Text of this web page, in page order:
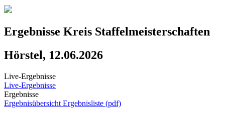
Ergebnisse Kreis Staffelmeisterschaften
Hörstel, 12.06.2026
Live-Ergebnisse
Live-Ergebnisse
Ergebnisse
Ergebnisübersicht Ergebnisliste (pdf)